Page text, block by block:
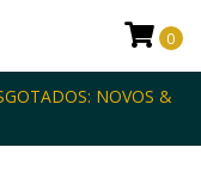
NOVOS &
0